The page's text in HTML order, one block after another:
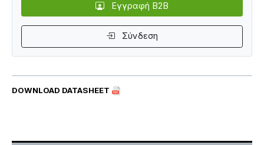
DOWNLOAD DATASHEET
Εγγραφή B2B
Σύνδεση